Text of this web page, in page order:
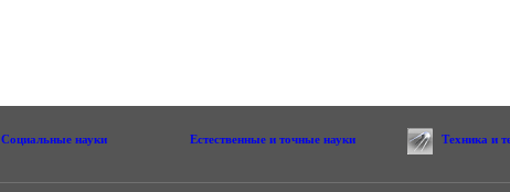
Социальные науки Естественные и точные науки Техника и